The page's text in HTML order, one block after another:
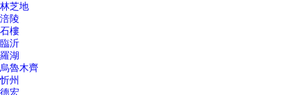
林芝地
涪陵
石樓
臨沂
羅湖
烏魯木齊
忻州
德宏